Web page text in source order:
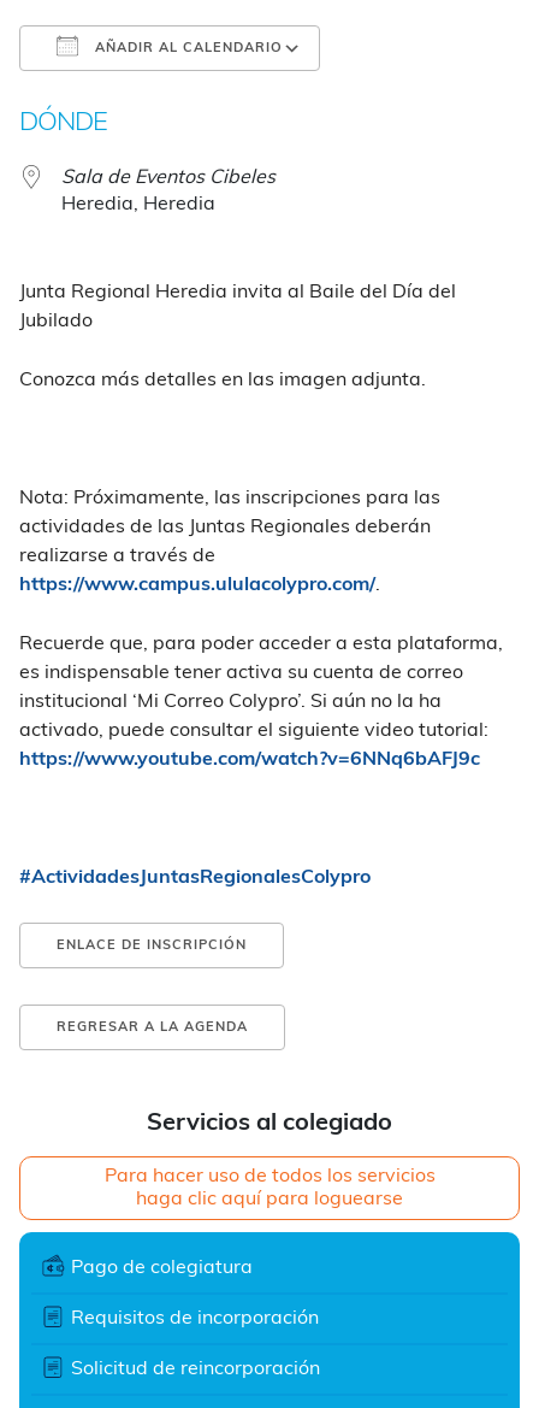
Servicios al colegiado
Para hacer uso de todos los servicios
haga clic aquí para loguearse
Pago de colegiatura
Requisitos de incorporación
Solicitud de reincorporación
AÑADIR AL CALENDARIO
DÓNDE
Sala de Eventos Cibeles
Heredia, Heredia
Junta Regional Heredia invita al Baile del Día del
Jubilado
Conozca más detalles en las imagen adjunta.
Nota: Próximamente, las inscripciones para las
actividades de las Juntas Regionales deberán
realizarse a través de
https://www.campus.ululacolypro.com/.
Recuerde que, para poder acceder a esta plataforma,
es indispensable tener activa su cuenta de correo
institucional ‘Mi Correo Colypro’. Si aún no la ha
activado, puede consultar el siguiente video tutorial:
https://www.youtube.com/watch?v=6NNq6bAFJ9c
#ActividadesJuntasRegionalesColypro
ENLACE DE INSCRIPCIÓN
REGRESAR A LA AGENDA